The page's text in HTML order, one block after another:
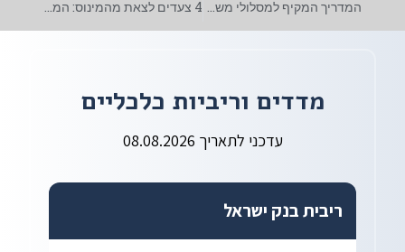
המדריך המקיף למסלולי משכנתא 4 צעדים לצאת מהמינוס: המדריך המעשי
מדדים וריביות כלכליים
עדכני לתאריך 08.08.2026
ריבית בנק ישראל